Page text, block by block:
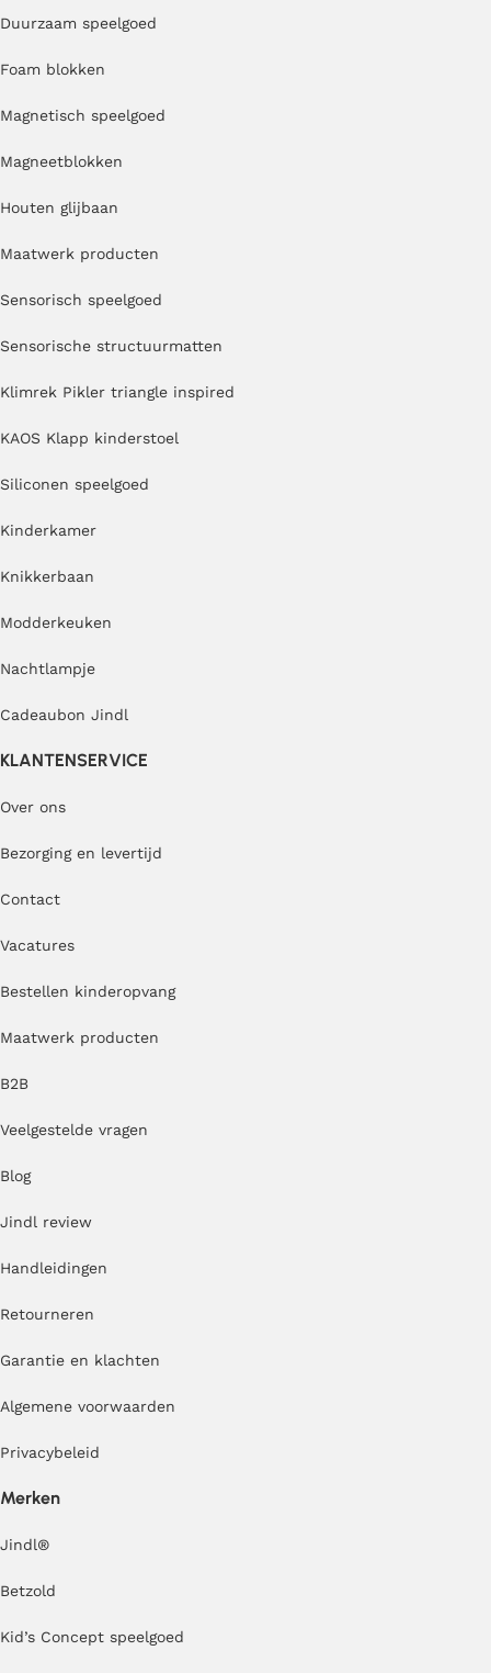
Duurzaam speelgoed
Foam blokken
Magnetisch speelgoed
Magneetblokken
Houten glijbaan
Maatwerk producten
Sensorisch speelgoed
Sensorische structuurmatten
Klimrek Pikler triangle inspired
KAOS Klapp kinderstoel
Siliconen speelgoed
Kinderkamer
Knikkerbaan
Modderkeuken
Nachtlampje
Cadeaubon Jindl
KLANTENSERVICE
Over ons
Bezorging en levertijd
Contact
Vacatures
Bestellen kinderopvang
Maatwerk producten
B2B
Veelgestelde vragen
Blog
Jindl review
Handleidingen
Retourneren
Garantie en klachten
Algemene voorwaarden
Privacybeleid
Merken
Jindl®
Betzold
Kid’s Concept speelgoed